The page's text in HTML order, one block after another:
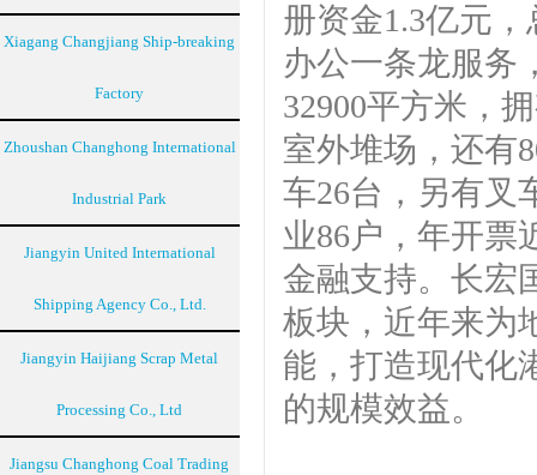
Xiagang Changjiang Ship-breaking
Factory
Zhoushan Changhong International
Industrial Park
Jiangyin United International
Shipping Agency Co., Ltd.
Jiangyin Haijiang Scrap Metal
Processing Co., Ltd
Jiangsu Changhong Coal Trading
册资金1.3亿元
办公一条龙服务
32900平方米，
室外堆场，还有
车26台，另有叉
业86户，年开票
金融支持。长宏
板块，近年来为
能，打造现代化
的规模效益。